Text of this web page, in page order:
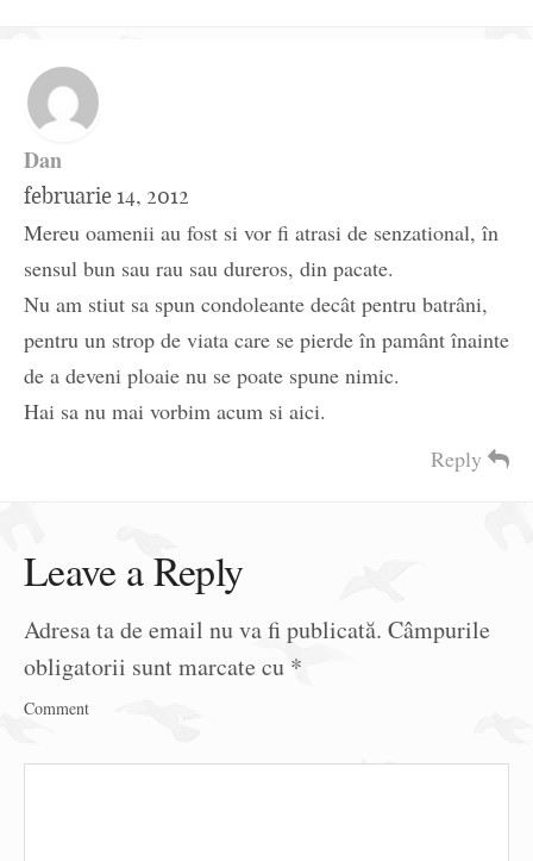
Dan
februarie 14, 2012
Mereu oamenii au fost si vor fi atrasi de senzational, în
sensul bun sau rau sau dureros, din pacate.
Nu am stiut sa spun condoleante decât pentru batrâni,
pentru un strop de viata care se pierde în pamânt înainte
de a deveni ploaie nu se poate spune nimic.
Hai sa nu mai vorbim acum si aici.
Reply
Leave a Reply
Adresa ta de email nu va fi publicată. Câmpurile
obligatorii sunt marcate cu *
Comment